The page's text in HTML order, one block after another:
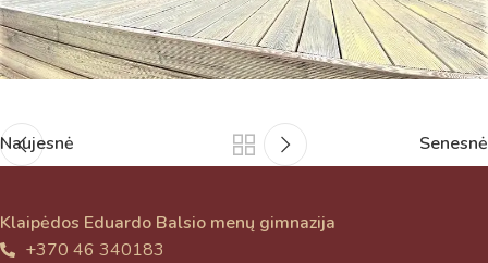
Naujesnė Senesnė
Klaipėdos Eduardo Balsio menų gimnazija
+370 46 340183